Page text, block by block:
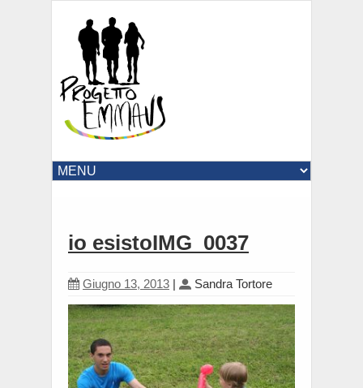
io esistoIMG_0037
Giugno 13, 2013 | Sandra Tortore